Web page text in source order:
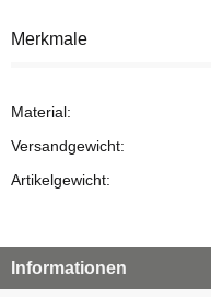
Merkmale
Material:
Versandgewicht:
Artikelgewicht:
Informationen